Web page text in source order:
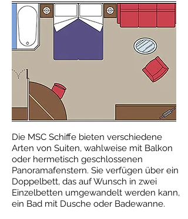
Die MSC Schiffe bieten verschiedene
Arten von Suiten, wahlweise mit Balkon
oder hermetisch geschlossenen
Panoramafenstern. Sie verfügen über ein
Doppelbett, das auf Wunsch in zwei
Einzelbetten umgewandelt werden kann,
ein Bad mit Dusche oder Badewanne.